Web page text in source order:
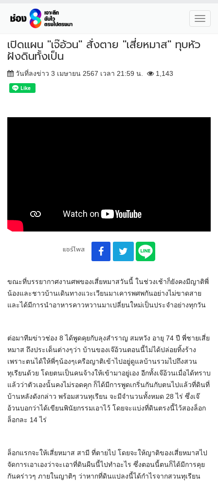
เปิดแผน "เจ๊อ้วน" สั่งตาย "เสี่ยหมาส" ทุบหัว
ฝังดินทั้งเป็น
วันที่ลงข่าว 3 เมษายน 2567 เวลา 21:59 น. 1,143
แชร์โพส
ขณะที่บรรยากาศงานศพของเสี่ยหมาสวันนี้ ในช่วงเช้าก็ยังคงมีญาติพี่
น้องและชาวบ้านเดินทางแวะเวียนมาเคารพศพกันอย่างไม่ขาดสาย
และได้มีการนำอาหารคาวหวานมาเปลี่ยนใหม่เป็นประจำอย่างทุกวัน
ต่อมาทีมข่าวช่อง 8 ได้พูดคุยกับลุงสำราญ สมหวัง อายุ 74 ปี พี่ชายเสี่ย
หมาส ถึงประเด็นต่างๆว่า บ้านของเจ๊อ้วนตอนนี้ไม่ได้ปล่อยทิ้งร้าง
เพราะตนได้ให้พี่ๆน้องๆเครือญาติเข้าไปอยู่ดูแลบ้านรวมไปถึงสวน
ทุเรียนด้วย โดยตนเป็นคนจ้างให้เข้ามาอยู่เอง อีกทั้งเจ๊อ้วนเมื่อได้ทราบ
แล้วว่าตัวเองนั้นคงไม่รอดคุก ก็ได้มีการพูดเกริ่นกันกับตนไปแล้วที่ดินที่
บ้านหลังดังกล่าว พร้อมสวนทุเรียน จะมีจำนวนทั้งหมด 28 ไร่ ซึ่งเจ๊
อ้วนบอกว่าได้เขียนพินัยกรรมเอาไว้ โดยจะแบ่งที่ดินตรงนี้ไว้สองล็อก
ล็อกละ 14 ไร่
ล็อกแรกจะให้เสี่ยหมาส สามี ที่ตายไป โดยจะให้ญาติของเสี่ยหมาสไป
จัดการเอาเองว่าจะเอาที่ดินผืนนี้ไปทำอะไร ซึ่งตอนนี้ตนก็ได้มีการคุย
กันคร่าวๆ ภายในญาติๆ ว่าหากที่ดินแปลงนี้ได้กำไรจากสวนทุเรียน